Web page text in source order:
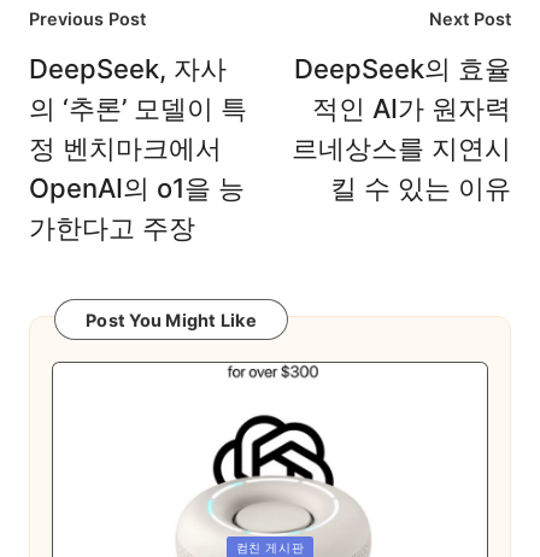
Post
navigation
Previous Post
DeepSeek, 자사
의 ‘추론’ 모델이 특
정 벤치마크에서
OpenAI의 o1을 능
가한다고 주장
Next Post
DeepSeek의 효율
적인 AI가 원자력
르네상스를 지연시
킬 수 있는 이유
Post You Might Like
컴친 게시판